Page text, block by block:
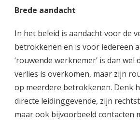
Brede aandacht
In het beleid is aandacht voor de
betrokkenen en is voor iedereen
‘rouwende werknemer’ is dan wel
verlies is overkomen, maar zijn
op meerdere betrokkenen. Denk
directe leidinggevende, zijn
maar ook bijvoorbeeld contacten